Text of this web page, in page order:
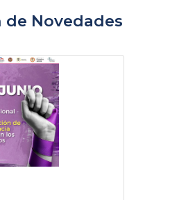
Novedades